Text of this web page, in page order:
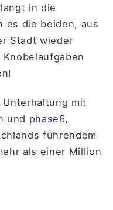
in die
es die beiden, aus
Stadt wieder
Unterhaltung mit
und phase6,
führendem
als einer Million